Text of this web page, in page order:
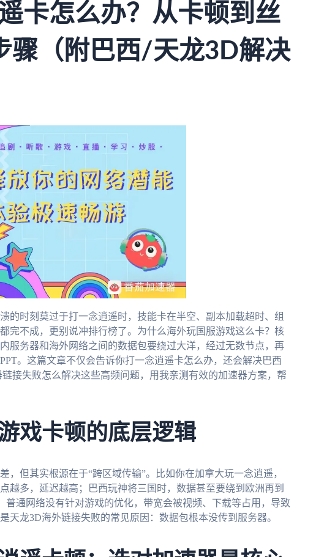
卡怎么办？从卡顿到丝
骤（附巴西/天龙3D解决
的时刻莫过于打一念逍遥时，技能卡在半空、副本加载超时、组
不成，更别说冲排行榜了。为什么海外玩国服游戏这么卡？核
服务器和海外网络之间的数据包要绕过大洋，经过无数节点，再
。这篇文章不仅会告诉你打一念逍遥卡怎么办，还会解决巴西
接失败怎么解决这些高频问题，用我亲测有效的加速器方案，帮
戏卡顿的底层逻辑
，但其实根源在于“跨区域传输”。比如你在加拿大玩一念逍遥，
越多，延迟越高；巴西玩神将三国时，数据甚至要绕到欧洲再到
普通网络没有针对游戏的优化，带宽会被视频、下载等占用，导致
龙3D海外链接失败的常见原因：数据包根本没传到服务器。